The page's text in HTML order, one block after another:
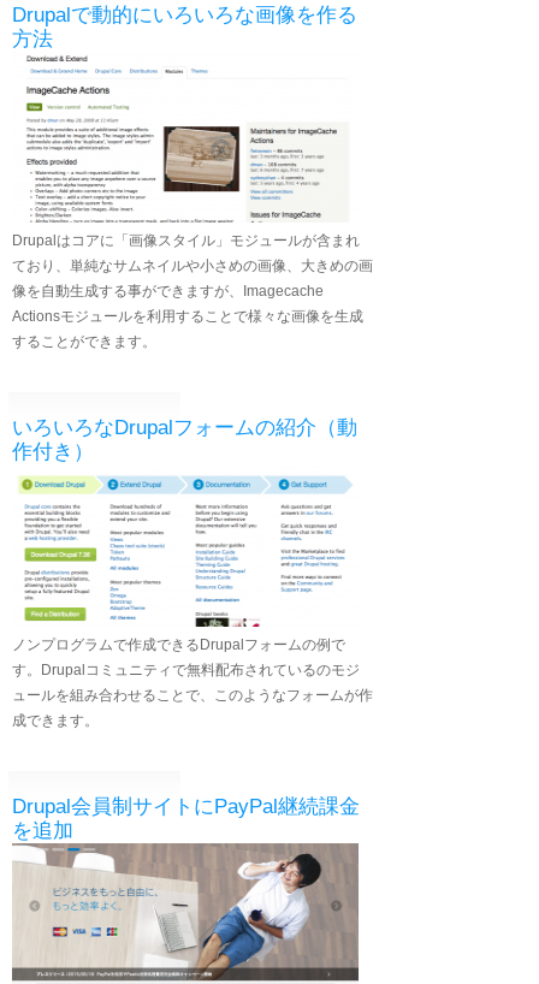
Drupalで動的にいろいろな画像を作る
方法
Drupalはコアに「画像スタイル」モジュールが含まれ
ており、単純なサムネイルや小さめの画像、大きめの画
像を自動生成する事ができますが、Imagecache
Actionsモジュールを利用することで様々な画像を生成
することができます。
いろいろなDrupalフォームの紹介（動
作付き）
ノンプログラムで作成できるDrupalフォームの例で
す。Drupalコミュニティで無料配布されているのモジ
ュールを組み合わせることで、このようなフォームが作
成できます。
Drupal会員制サイトにPayPal継続課金
を追加